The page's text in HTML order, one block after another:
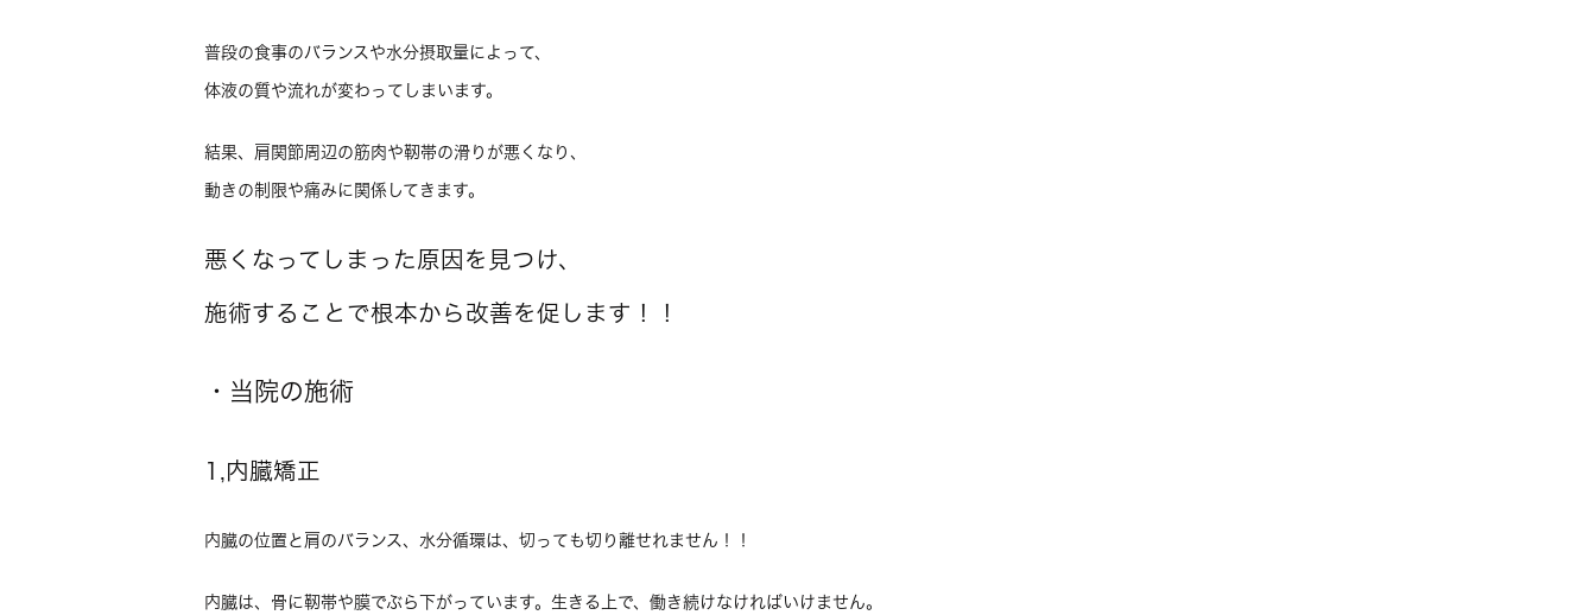
普段の食事のバランスや水分摂取量によって、
体液の質や流れが変わってしまいます。
結果、肩関節周辺の筋肉や靭帯の滑りが悪くなり、
動きの制限や痛みに関係してきます。
悪くなってしまった原因を見つけ、
施術することで根本から改善を促します！！
・当院の施術
1,内臓矯正
内臓の位置と肩のバランス、水分循環は、切っても切り離せれません！！
内臓は、骨に靭帯や膜でぶら下がっています。生きる上で、働き続けなければいけません。